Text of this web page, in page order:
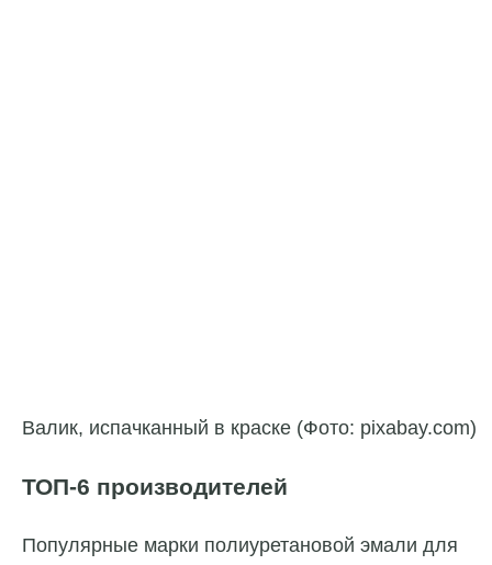
Валик, испачканный в краске (Фото: pixabay.com)
ТОП-6 производителей
Популярные марки полиуретановой эмали для